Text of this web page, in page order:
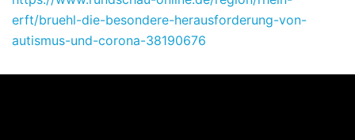
erft/bruehl-die-besondere-herausforderung-von-
autismus-und-corona-38190676